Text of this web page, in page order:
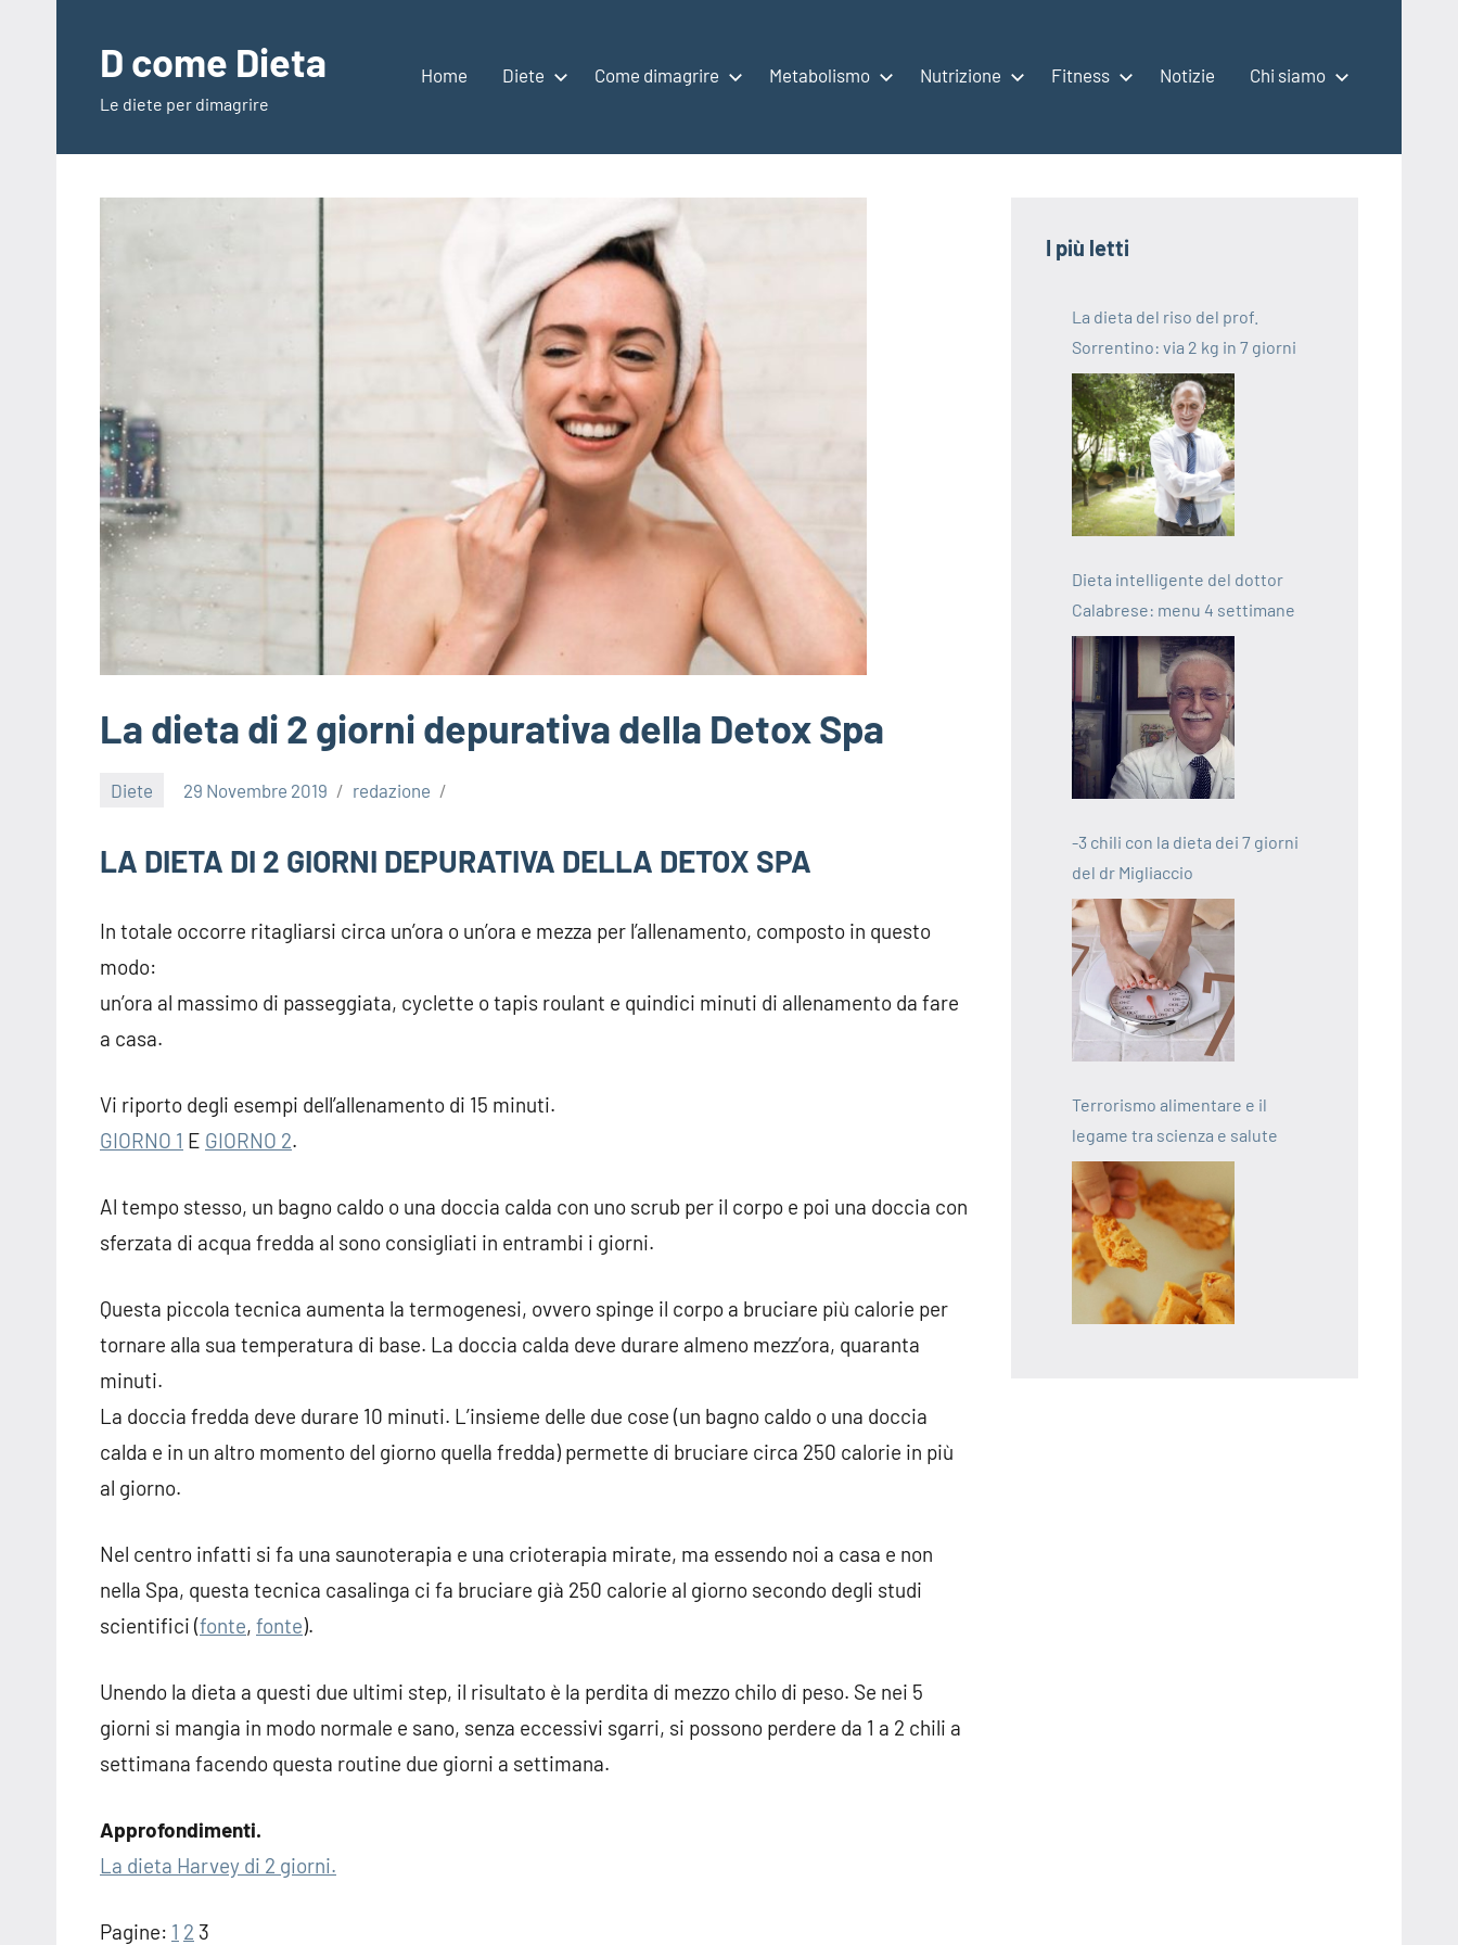
contenutoD come Dieta
Le diete per dimagrire
Home Diete Come dimagrire Metabolismo Nutrizione Fitness Notizie Chi siamo
La dieta di 2 giorni depurativa della Detox Spa
Diete 29 Novembre 2019 redazione
LA DIETA DI 2 GIORNI DEPURATIVA DELLA DETOX SPA
In totale occorre ritagliarsi circa un’ora o un’ora e mezza per l’allenamento, composto in questo
modo:
un’ora al massimo di passeggiata, cyclette o tapis roulant e quindici minuti di allenamento da fare
a casa.
Vi riporto degli esempi dell’allenamento di 15 minuti.
GIORNO 1 E GIORNO 2.
Al tempo stesso, un bagno caldo o una doccia calda con uno scrub per il corpo e poi una doccia con
sferzata di acqua fredda al sono consigliati in entrambi i giorni.
Questa piccola tecnica aumenta la termogenesi, ovvero spinge il corpo a bruciare più calorie per
tornare alla sua temperatura di base. La doccia calda deve durare almeno mezz’ora, quaranta
minuti.
La doccia fredda deve durare 10 minuti. L’insieme delle due cose (un bagno caldo o una doccia
calda e in un altro momento del giorno quella fredda) permette di bruciare circa 250 calorie in più
al giorno.
Nel centro infatti si fa una saunoterapia e una crioterapia mirate, ma essendo noi a casa e non
nella Spa, questa tecnica casalinga ci fa bruciare già 250 calorie al giorno secondo degli studi
scientifici (fonte, fonte).
Unendo la dieta a questi due ultimi step, il risultato è la perdita di mezzo chilo di peso. Se nei 5
giorni si mangia in modo normale e sano, senza eccessivi sgarri, si possono perdere da 1 a 2 chili a
settimana facendo questa routine due giorni a settimana.
Approfondimenti.
La dieta Harvey di 2 giorni.
Pagine: 1 2 3
I più letti
La dieta del riso del prof.
Sorrentino: via 2 kg in 7 giorni
Dieta intelligente del dottor
Calabrese: menu 4 settimane
-3 chili con la dieta dei 7 giorni
del dr Migliaccio
Terrorismo alimentare e il
legame tra scienza e salute